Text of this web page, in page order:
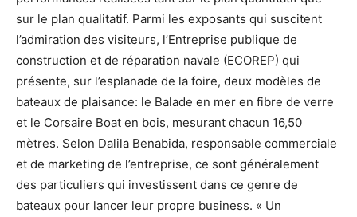
sur le plan qualitatif. Parmi les exposants qui suscitent
l’admiration des visiteurs, l’Entreprise publique de
construction et de réparation navale (ECOREP) qui
présente, sur l’esplanade de la foire, deux modèles de
bateaux de plaisance: le Balade en mer en fibre de verre
et le Corsaire Boat en bois, mesurant chacun 16,50
mètres. Selon Dalila Benabida, responsable commerciale
et de marketing de l’entreprise, ce sont généralement
des particuliers qui investissent dans ce genre de
bateaux pour lancer leur propre business. « Un